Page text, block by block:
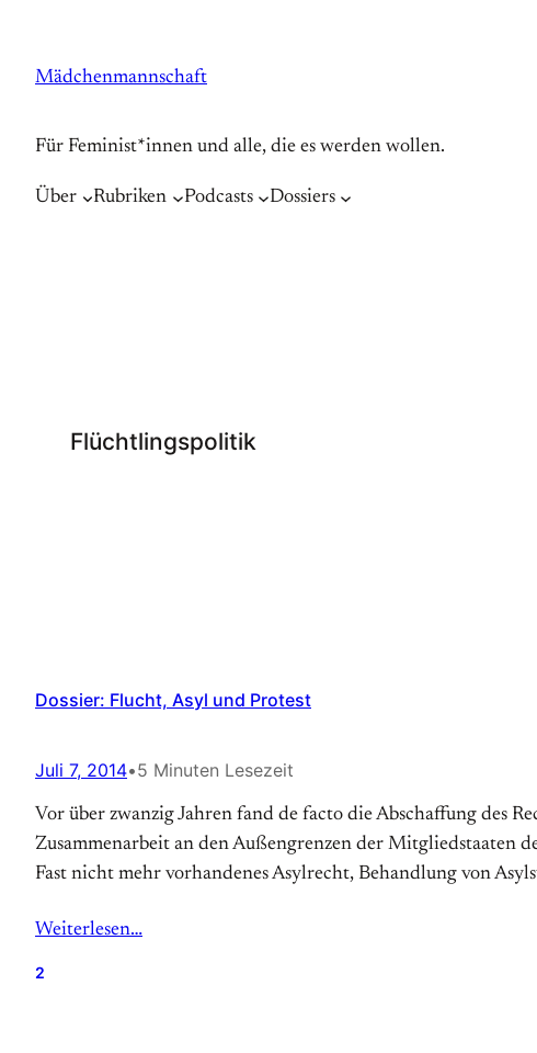
springen
Mädchenmannschaft
Für Feminist*innen und alle, die es werden wollen.
Über Rubriken Podcasts Dossiers
Flüchtlingspolitik
Dossier: Flucht, Asyl und Protest
Juli 7, 2014•5 Minuten Lesezeit
Vor über zwanzig Jahren fand de facto die Abschaffung des
Zusammenarbeit an den Außengrenzen der Mitgliedstaaten
Fast nicht mehr vorhandenes Asylrecht, Behandlung von
Weiterlesen…
2